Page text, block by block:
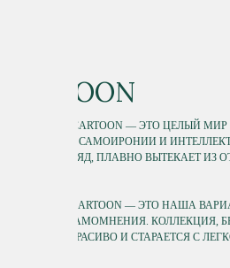
CARTOON
КОЛЛЕКЦИЯ CARTOON — ЭТО ЦЕЛЫЙ МИР
МИР САТИРЫ, САМОИРОНИИ И
НА НАШ ВЗГЛЯД, ПЛАВНО ВЫТЕКАЕТ ИЗ
ГЛОБАЛЬНО CARTOON — ЭТО НАША
РАЗДУТОГО САМОМНЕНИЯ. КОЛЛЕКЦИЯ,
КТО ЛЮБИТ КРАСИВО И СТАРАЕТСЯ С